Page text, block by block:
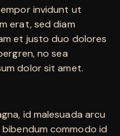
invidunt ut
erat, sed diam
et justo duo dolores
no sea
dolor sit amet.
id malesuada arcu
commodo id